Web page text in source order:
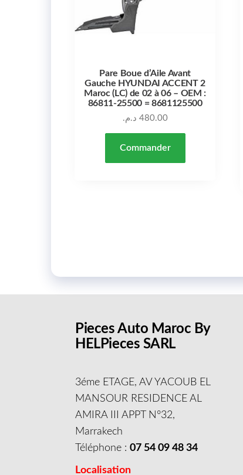
Pare Boue d’Aile Avant
Gauche HYUNDAI ACCENT 2
Maroc (LC) de 02 à 06 – OEM :
86811-25500 = 8681125500
480.00 د.م.
Commander
Pieces Auto Maroc By
HELPieces SARL
3éme ETAGE, AV YACOUB EL
MANSOUR RESIDENCE AL
AMIRA III APPT N°32,
Marrakech
Téléphone :07 54 09 48 34
Localisation